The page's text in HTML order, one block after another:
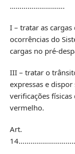
……………………….
I – tratar as
ocorrências do
cargas no pré-
III – tratar o
expressas e
verificações
vermelho.
Art.